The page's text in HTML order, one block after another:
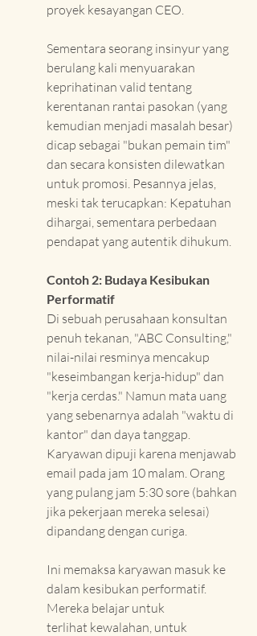
proyek kesayangan CEO.
Sementara seorang insinyur yang
berulang kali menyuarakan
keprihatinan valid tentang
kerentanan rantai pasokan (yang
kemudian menjadi masalah besar)
dicap sebagai "bukan pemain tim"
dan secara konsisten dilewatkan
untuk promosi. Pesannya jelas,
meski tak terucapkan: Kepatuhan
dihargai, sementara perbedaan
pendapat yang autentik dihukum.
Contoh 2: Budaya Kesibukan
Performatif
Di sebuah perusahaan konsultan
penuh tekanan, "ABC Consulting,"
nilai-nilai resminya mencakup
"keseimbangan kerja-hidup" dan
"kerja cerdas." Namun mata uang
yang sebenarnya adalah "waktu di
kantor" dan daya tanggap.
Karyawan dipuji karena menjawab
email pada jam 10 malam. Orang
yang pulang jam 5:30 sore (bahkan
jika pekerjaan mereka selesai)
dipandang dengan curiga.
Ini memaksa karyawan masuk ke
dalam kesibukan performatif.
Mereka belajar untuk
terlihat kewalahan, untuk